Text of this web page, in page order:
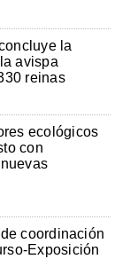
la
avispa
reinas
ecológicos
con
coordinación
Exposición